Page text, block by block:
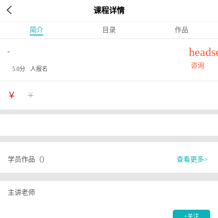
 课程详情
简介 目录 作品
-
5.0分 人报名 咨询
￥ ￥
学员作品（） 查看更多>
主讲老师
+关注